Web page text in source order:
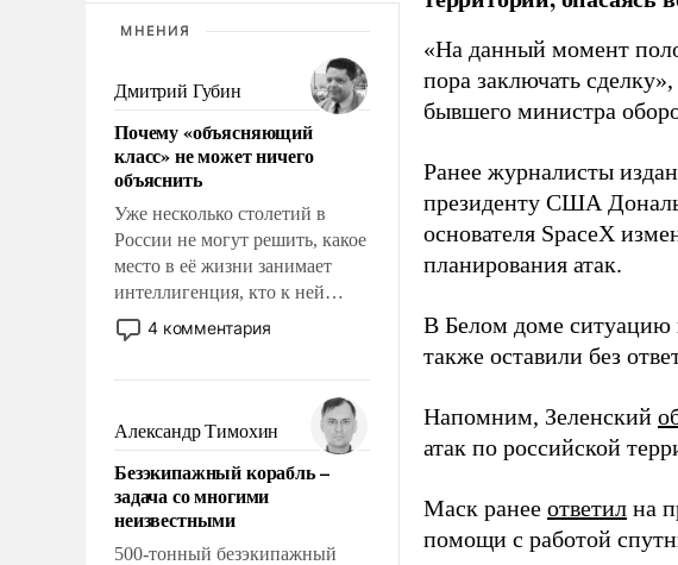
МНЕНИЯ
Дмитрий Губин
Почему «объясняющий
класс» не может ничего
объяснить
Уже несколько столетий в
России не могут решить, какое
место в её жизни занимает
интеллигенция, кто к ней
принадлежит, а кого из неё
исключили с правом
чем она отличается от просто
образованных людей. Иногда
казалось, что эти вопросы
решены раз и навсегда, но –
нет, не решены.
4 комментария
Александр Тимохин
Безэкипажный корабль –
задача со многими
неизвестными
500-тонный безэкипажный
«На данный момент
пора заключать
бывшего министра
Ранее журналисты
президенту США
основателя SpaceX
планирования атак.
В Белом доме ситуацию
также оставили без
Напомним, Зеленский
атак по российской
Маск ранее ответил на
помощи с работой